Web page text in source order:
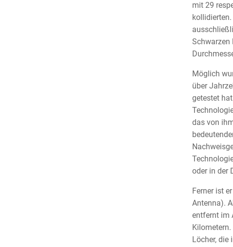
mit 29
Schwarzen
Möglich
über
getestet
das von
oder in der
Ferner ist
Antenna).
entfernt im
Löcher, die